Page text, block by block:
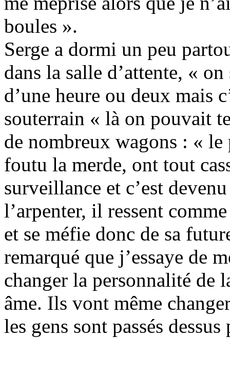
boules ».
Serge a dormi un peu
dans la salle d’attente, «
d’une heure ou deux mais
souterrain « là on pouvait
de nombreux wagons : « le
foutu la merde, ont tout
surveillance et c’est
l’arpenter, il ressent
et se méfie donc de sa
remarqué que j’essaye de
changer la personnalité de
âme. Ils vont même
les gens sont passés